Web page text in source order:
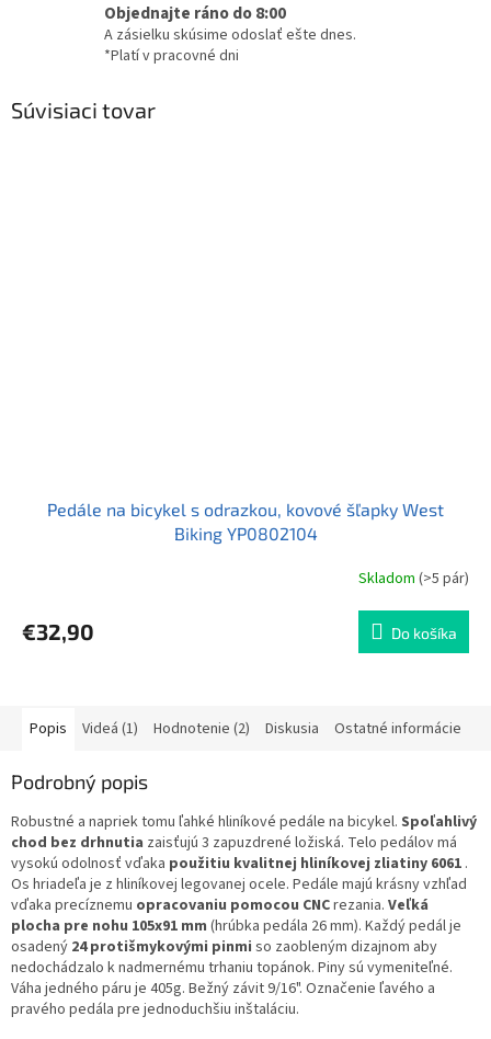
Objednajte ráno do 8:00
A zásielku skúsime odoslať ešte dnes.
*Platí v pracovné dni
Súvisiaci tovar
Pedále na bicykel s odrazkou, kovové šľapky West
Biking YP0802104
produktu
je
hviezdičiek.
Skladom(>5 pár)
€32,90 Do košíka
Popis Videá (1) Hodnotenie (2) Diskusia Ostatné informácie
Podrobný popis
Robustné a napriek tomu ľahké hliníkové pedále na bicykel. Spoľahlivý
chod bez drhnutia zaisťujú 3 zapuzdrené ložiská. Telo pedálov má
vysokú odolnosť vďaka použitiu kvalitnej hliníkovej zliatiny 6061 .
Os hriadeľa je z hliníkovej legovanej ocele. Pedále majú krásny vzhľad
vďaka precíznemu opracovaniu pomocou CNCrezania. Veľká
plocha pre nohu 105x91 mm (hrúbka pedála 26 mm). Každý pedál je
osadený 24 protišmykovými pinmi so zaobleným dizajnom aby
nedochádzalo k nadmernému trhaniu topánok. Piny sú vymeniteľné.
Váha jedného páru je 405g. Bežný závit 9/16". Označenie ľavého a
pravého pedála pre jednoduchšiu inštaláciu.